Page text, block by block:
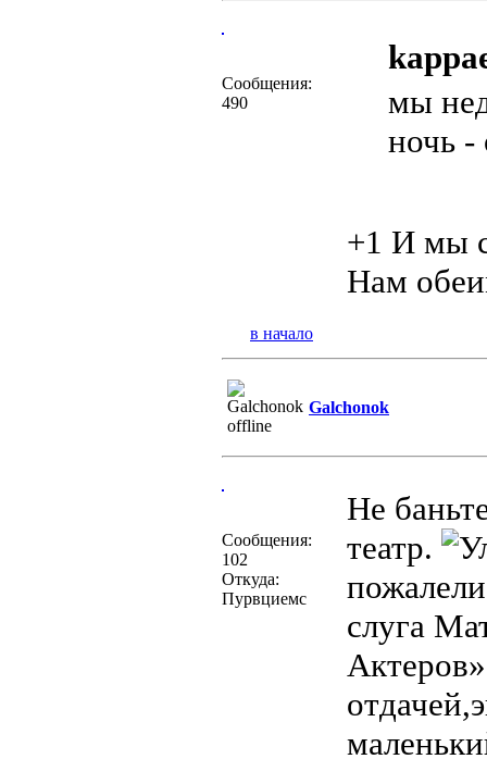
Сообщения:
490
мы
ночь -
+1 И мы
Нам
в начало
Galchonok
Сообщения:
102
Откуда:
Пурвциемс
Не
театр.
слуга